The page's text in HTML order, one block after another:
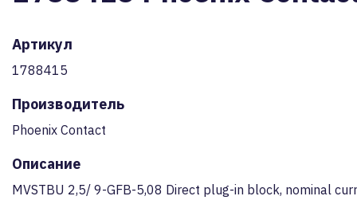
Артикул
1788415
Производитель
Phoenix Contact
Описание
MVSTBU 2,5/ 9-GFB-5,08 Direct plug-in block, nominal